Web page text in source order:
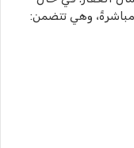
مباشرةً، وهي تتضمن: